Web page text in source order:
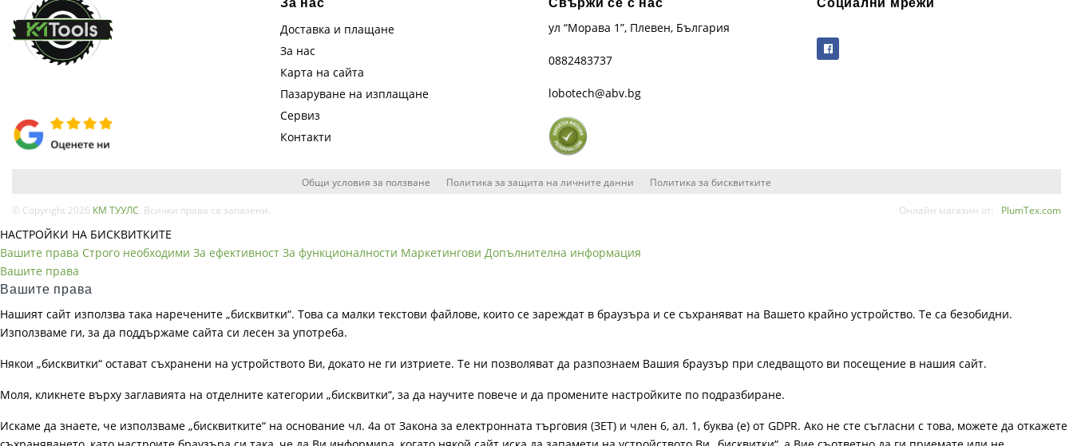
За нас
Доставка и плащане
За нас
Карта на сайта
Пазаруване на изплащане
Сервиз
Контакти
Свържи се с нас
ул “Морава 1”, Плевен, България
0882483737
lobotech@abv.bg
Социални мрежи
Общи условия за ползване Политика за защита на личните данни Политика за бисквитките
© Copyright 2026 КМ ТУУЛС . Всички права са запазени. Онлайн магазин от: PlumTex.com
НАСТРОЙКИ НА БИСКВИТКИТЕ
Вашите права Строго необходими За ефективност За функционалности Маркетингови Допълнителна информация
Вашите права
Вашите права
Нашият сайт използва така наречените „бисквитки“. Това са малки текстови файлове, които се зареждат в браузъра и се съхраняват на Вашето крайно устройство. Те са безобидни.
Използваме ги, за да поддържаме сайта си лесен за употреба.
Някои „бисквитки“ остават съхранени на устройството Ви, докато не ги изтриете. Те ни позволяват да разпознаем Вашия браузър при следващото ви посещение в нашия сайт.
Моля, кликнете върху заглавията на отделните категории „бисквитки“, за да научите повече и да промените настройките по подразбиране.
Искаме да знаете, че използваме „бисквитките“ на основание чл. 4а от Закона за електронната търговия (ЗЕТ) и член 6, ал. 1, буква (е) от GDPR. Ако не сте съгласни с това, можете да откажете